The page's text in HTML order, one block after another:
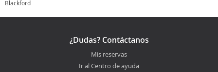
Blackford
¿Dudas? Contáctanos
Mis reservas
Ir al Centro de ayuda